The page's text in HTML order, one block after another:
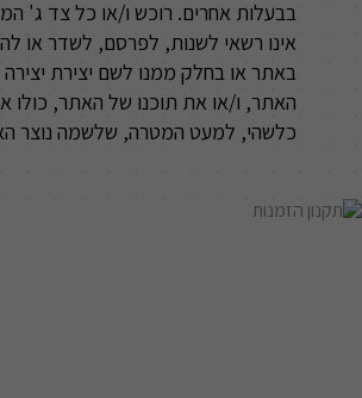
בבעלות אחרים. רוכש ו/או כל צד ג'
אינו רשאי לשנות, לפרסם, לשדר או
באתר או בחלק ממנו לשם יצירת
האתר, ו/או את תוכנו של האתר, כולו
כלשהי, למעט המטרה, שלשמה נוצר